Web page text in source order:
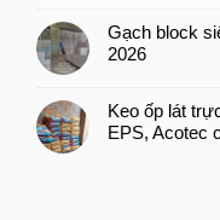
Gạch block
2026
Keo ốp lát
EPS, Acotec